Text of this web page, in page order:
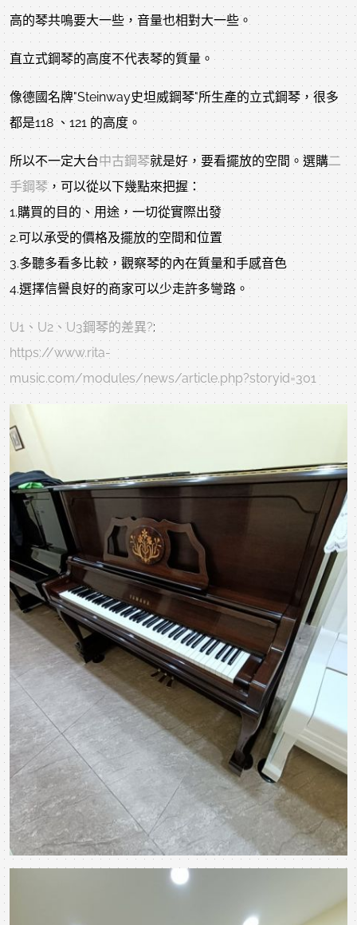
高的琴共鳴要大一些，音量也相對大一些。
直立式鋼琴的高度不代表琴的質量。
像德國名牌"Steinway史坦威鋼琴"所生產的立式鋼琴，很多
都是118 、121 的高度。
所以不一定大台中古鋼琴就是好，要看擺放的空間。選購二
手鋼琴，可以從以下幾點來把握：
1.購買的目的、用途，一切從實際出發
2.可以承受的價格及擺放的空間和位置
3.多聽多看多比較，觀察琴的內在質量和手感音色
4.選擇信譽良好的商家可以少走許多彎路。
U1、U2、U3鋼琴的差異?:
https://www.rita-
music.com/modules/news/article.php?storyid=301